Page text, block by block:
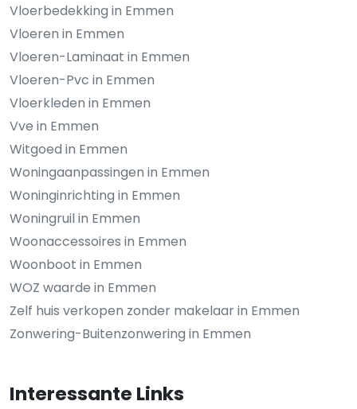
Vloerbedekking in Emmen
Vloeren in Emmen
Vloeren-Laminaat in Emmen
Vloeren-Pvc in Emmen
Vloerkleden in Emmen
Vve in Emmen
Witgoed in Emmen
Woningaanpassingen in Emmen
Woninginrichting in Emmen
Woningruil in Emmen
Woonaccessoires in Emmen
Woonboot in Emmen
WOZ waarde in Emmen
Zelf huis verkopen zonder makelaar in Emmen
Zonwering-Buitenzonwering in Emmen
Interessante Links